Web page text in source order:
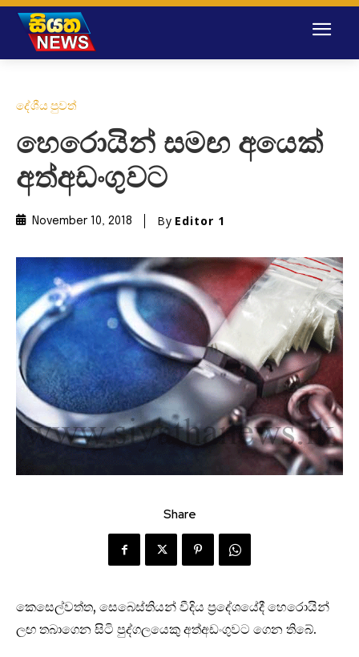
දේශීය පුවත්
හෙරොයින් සමඟ අයෙක්
අත්අඩංගුවට
November 10, 2018 By Editor 1
Share
කෙසෙල්වත්ත, සෙබෙස්තියන් වීදිය ප්‍රදේශයේදී හෙරොයින්
ලඟ තබාගෙන සිටි පුද්ගලයෙකු අත්අඩංගුවට ගෙන තිබේ.